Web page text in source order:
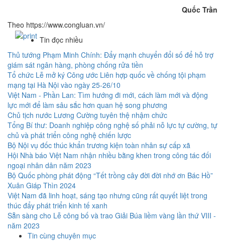
Quốc Trần
Theo https://www.congluan.vn/
Tin đọc nhiều
Thủ tướng Phạm Minh Chính: Đẩy mạnh chuyển đổi số để hỗ trợ
giám sát ngân hàng, phòng chống rửa tiền
Tổ chức Lễ mở ký Công ước Liên hợp quốc về chống tội phạm
mạng tại Hà Nội vào ngày 25-26/10
Việt Nam - Phần Lan: Tìm hướng đi mới, cách làm mới và động
lực mới để làm sâu sắc hơn quan hệ song phương
Chủ tịch nước Lương Cường tuyên thệ nhậm chức
Tổng Bí thư: Doanh nghiệp công nghệ số phải nỗ lực tự cường, tự
chủ và phát triển công nghệ chiến lược
Bộ Nội vụ đốc thúc khẩn trương kiện toàn nhân sự cấp xã
Hội Nhà báo Việt Nam nhận nhiều bằng khen trong công tác đối
ngoại nhân dân năm 2023
Bộ Quốc phòng phát động “Tết trồng cây đời đời nhớ ơn Bác Hồ”
Xuân Giáp Thìn 2024
Việt Nam đã linh hoạt, sáng tạo nhưng cũng rất quyết liệt trong
thúc đẩy phát triển kinh tế xanh
Sẵn sàng cho Lễ công bố và trao Giải Búa liềm vàng lần thứ VIII -
năm 2023
Tin cùng chuyên mục